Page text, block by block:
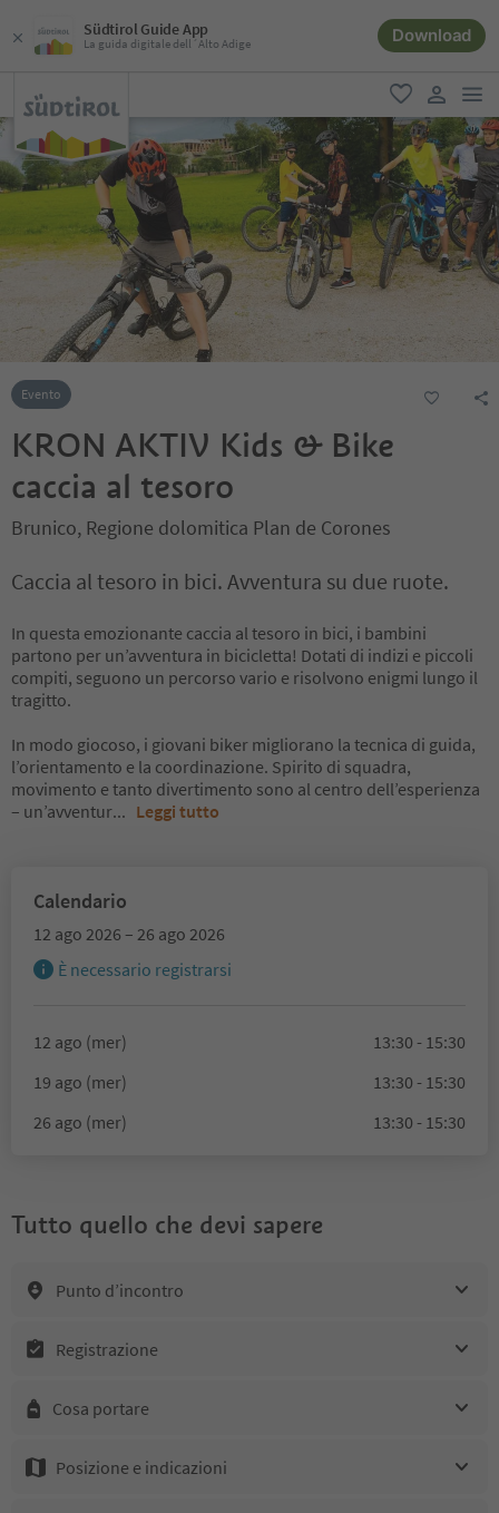
Südtirol Guide App
La guida digitale dell´Alto Adige Download
favoriti
user link
Evento
KRON AKTIV Kids & Bike
caccia al tesoro
Brunico, Regione dolomitica Plan de Corones
Caccia al tesoro in bici. Avventura su due ruote.
In questa emozionante caccia al tesoro in bici, i bambini
partono per un’avventura in bicicletta! Dotati di indizi e piccoli
compiti, seguono un percorso vario e risolvono enigmi lungo il
tragitto.
In modo giocoso, i giovani biker migliorano la tecnica di guida,
l’orientamento e la coordinazione. Spirito di squadra,
movimento e tanto divertimento sono al centro dell’esperienza
– un’avventur... Leggi tutto
Calendario
12 ago 2026 – 26 ago 2026
È necessario registrarsi
12 ago (mer)
13:30 - 15:30
19 ago (mer)
13:30 - 15:30
26 ago (mer)
13:30 - 15:30
Tutto quello che devi sapere
Punto d’incontro
Registrazione
Cosa portare
Posizione e indicazioni